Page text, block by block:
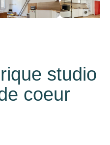
studio
coeur